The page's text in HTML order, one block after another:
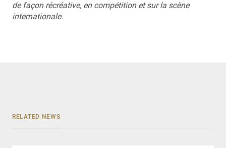
de façon récréative, en compétition et sur la scène
internationale.
RELATED NEWS